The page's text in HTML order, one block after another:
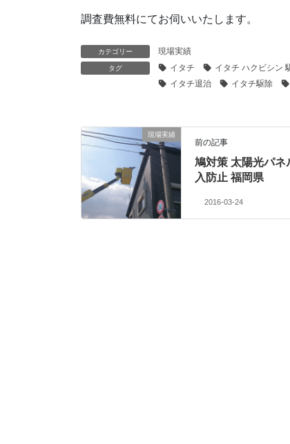
調査費無料にてお伺いいたします。
カテゴリー 現場実績
タグ イタチ イタチ ハクビシン
イタチ退治
イタチ駆除
現場実績
前の記事
鳩対策 太陽光パネ
入防止 福岡県
2016-03-24